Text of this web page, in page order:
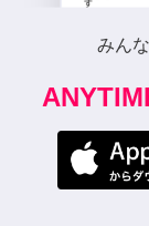
みん